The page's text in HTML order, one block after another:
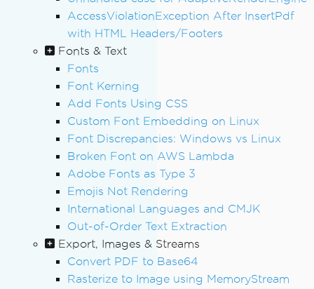
AccessViolationException After InsertPdf
with HTML Headers/Footers
Fonts & Text
Fonts
Font Kerning
Add Fonts Using CSS
Custom Font Embedding on Linux
Font Discrepancies: Windows vs Linux
Broken Font on AWS Lambda
Adobe Fonts as Type 3
Emojis Not Rendering
International Languages and CMJK
Out-of-Order Text Extraction
Export, Images & Streams
Convert PDF to Base64
Rasterize to Image using MemoryStream